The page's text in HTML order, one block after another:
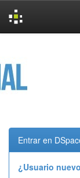
Entrar en
¿Usuario